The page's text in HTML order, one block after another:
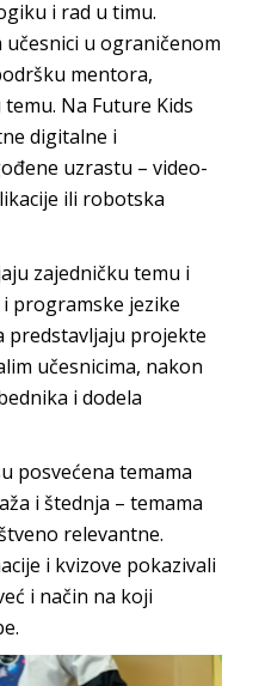
i rad u timu.
u ograničenom
mentora,
Na Future Kids
digitalne i
uzrastu – video-
ili robotska
zajedničku temu i
programske jezike
predstavljaju projekte
učesnicima, nakon
i dodela
posvećena temama
i štednja – temama
relevantne.
i kvizove pokazivali
i način na koji